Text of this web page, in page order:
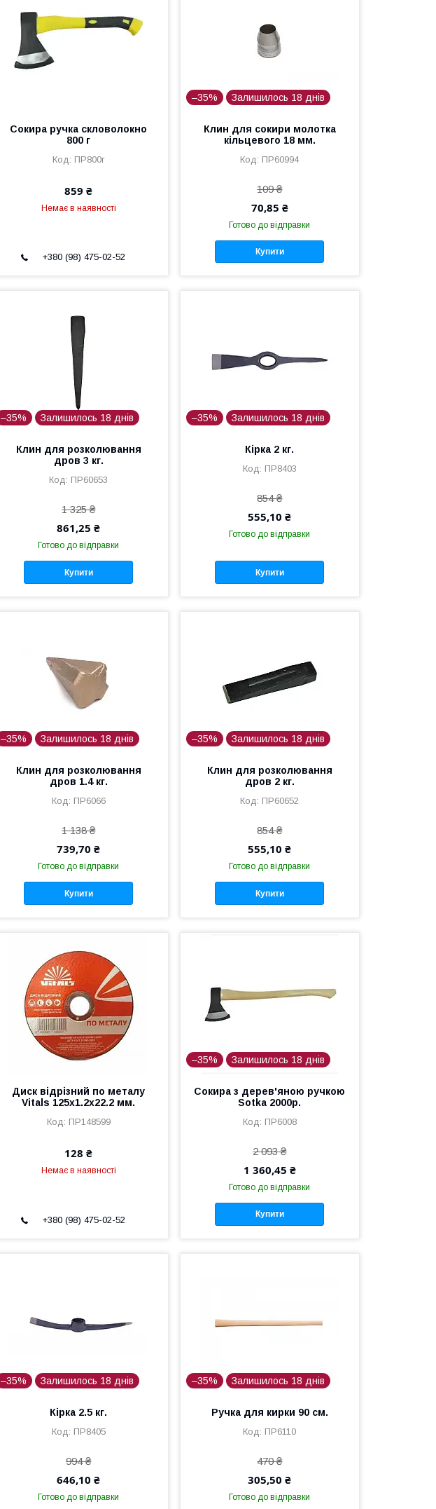
Сокира ручка скловолокно
800 г
ПР800г
859 ₴
Немає в наявності
+380 (98) 475-02-52
–35% Залишилось 18 днів
Клин для сокири молотка
кільцевого 18 мм.
ПР60994
109 ₴
70,85 ₴
Готово до відправки
Купити
–35% Залишилось 18 днів
Клин для розколювання
дров 3 кг.
ПР60653
1 325 ₴
861,25 ₴
Готово до відправки
Купити
–35% Залишилось 18 днів
Кірка 2 кг.
ПР8403
854 ₴
555,10 ₴
Готово до відправки
Купити
–35% Залишилось 18 днів
Клин для розколювання
дров 1.4 кг.
ПР6066
1 138 ₴
739,70 ₴
Готово до відправки
Купити
–35% Залишилось 18 днів
Клин для розколювання
дров 2 кг.
ПР60652
854 ₴
555,10 ₴
Готово до відправки
Купити
Диск відрізний по металу
Vitals 125х1.2х22.2 мм.
ПР148599
128 ₴
Немає в наявності
+380 (98) 475-02-52
–35% Залишилось 18 днів
Сокира з дерев'яною ручкою
Sotka 2000р.
ПР6008
2 093 ₴
1 360,45 ₴
Готово до відправки
Купити
–35% Залишилось 18 днів
Кірка 2.5 кг.
ПР8405
994 ₴
646,10 ₴
Готово до відправки
–35% Залишилось 18 днів
Ручка для кирки 90 см.
ПР6110
470 ₴
305,50 ₴
Готово до відправки